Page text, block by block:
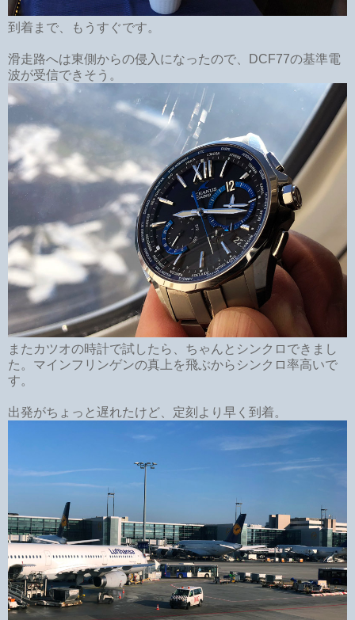
到着まで、もうすぐです。
滑走路へは東側からの侵入になったので、DCF77の基準電
波が受信できそう。
またカツオの時計で試したら、ちゃんとシンクロできまし
た。マインフリンゲンの真上を飛ぶからシンクロ率高いで
す。
出発がちょっと遅れたけど、定刻より早く到着。